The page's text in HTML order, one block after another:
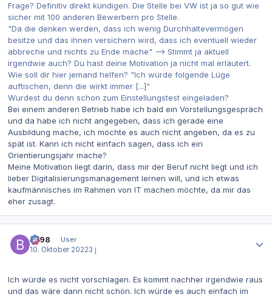
Frage? Definitiv direkt kündigen. Die Stelle bei VW ist ja so gut wie
sicher mit 100 anderen Bewerbern pro Stelle.
"Da die denken werden, dass ich wenig Durchhaltevermögen
besitze und das ihnen versichern wird, dass ich eventuell wieder
abbreche und nichts zu Ende mache" --> Stimmt ja aktuell
irgendwie auch? Du hast deine Motivation ja nicht mal erläutert.
Wie soll dir hier jemand helfen? "Ich würde folgende Lüge
auftischen, denn die wirkt immer [...]"
Wurdest du denn schon zum Einstellungstest eingeladen?
Bei einem anderen Betrieb habe ich bald ein Vorstellungsgespräch
und da habe ich nicht angegeben, dass ich gerade eine
Ausbildung mache, ich möchte es auch nicht angeben, da es zu
spät ist. Kann ich nicht einfach sagen, dass ich ein
Orientierungsjahr mache?
Meine Motivation liegt darin, dass mir der Beruf nicht liegt und ich
lieber Digitalisierungsmanagement lernen will, und ich etwas
kaufmännisches im Rahmen von IT machen möchte, da mir das
eher zusagt.
be98
User
10. Oktober 20223 j
Ich würde es nicht vorschlagen. Es kommt nachher irgendwie raus
und das wäre dann nicht schön. Ich würde es auch einfach im